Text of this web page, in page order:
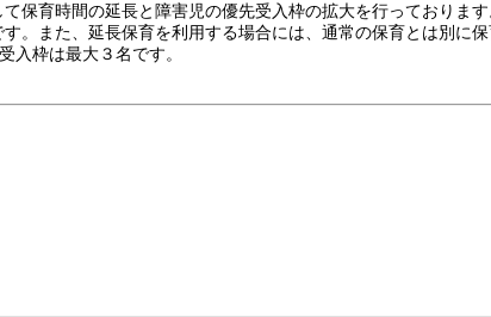
保育時間の延長と障害児の優先受入枠の拡大を行っており
。また、延長保育を利用する場合には、通常の保育とは別に
入枠は最大３名です。